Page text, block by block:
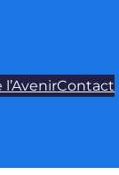
l’AvenirContact